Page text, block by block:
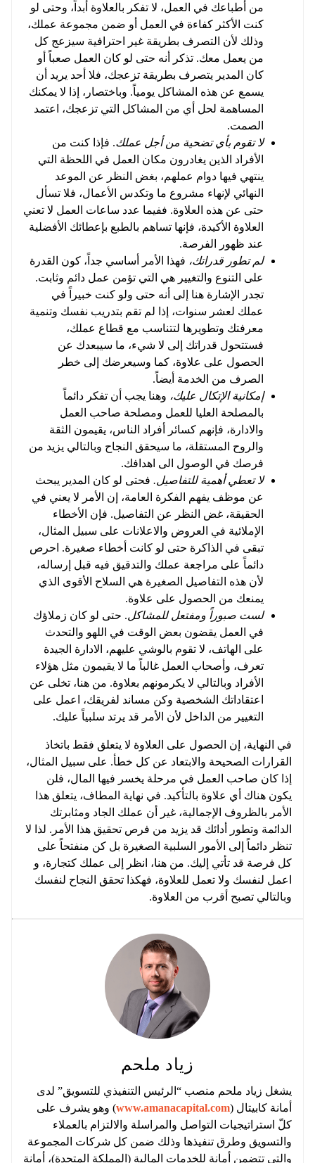
من أطباعك في العمل، لا تفكر بالعلاوة أبداً، وحتى لو
كنت الأكثر كفاءة في العمل أو ضمن مجموعة عملك،
وذلك لأن التصرف بطريقة غير احترافية سيزعج كل
من يعمل معك. تذكر أنه حتى لو كان العمل صعباً أو
كان المدير يتصرف بطريقة تزعجك، فلا أحد يريد أن
يسمع عن هذه المشاكل يومياً. وباختصار، إذا لا يمكنك
المساهمة لحل أي من المشاكل التي تزعجك، اعتمد
الصمت.
لا تقوم بأي تضحية من أجل عملك. فإذا كنت من
الأفراد الذين يغادرون مكان العمل في اللحظة التي
ينتهي فيها دوام عملهم، بغض النظر عن الموعد
النهائي لإنهاء مشروع ما وتكدس الأعمال، فلا تسأل
حتى عن هذه العلاوة. ففيما عدد ساعات العمل لا تعني
العلاوة الأكيدة، فإنها تساهم بالطبع بإعطائك الأفضلية
عند ظهور الفرصة.
لم تطور قدراتك، فهذا الأمر أساسي جداً، كون القدرة
على التنوع والتغيير هي التي تؤمن عمل دائم وثابت.
تجدر الإشارة هنا إلى أنه حتى ولو كنت خبيراً في
عملك لعشر سنوات، إذا لم تقم بتدريب نفسك وتنمية
معرفتك وتطويرها لتتناسب مع قطاع عملك،
فستتحول قدراتك إلى لا شيء، ما سيبعدك عن
الحصول على علاوة، كما وسيعرضك إلى خطر
الصرف من الخدمة أيضاً.
إمكانية الإتكال عليك، وهنا يجب أن تفكر دائماً
بالمصلحة العليا للعمل ومصلحة صاحب العمل
والادارة، فإنهم كسائر أفراد الناس، يقيمون الثقة
والروح المستقلة، ما سيحقق النجاح وبالتالي يزيد من
فرصك في الوصول الى اهدافك.
لا تعطي أهمية للتفاصيل. فحتى لو كان المدير يبحث
عن موظف يفهم الفكرة العامة، إن الأمر لا يعني في
الحقيقة، غض النظر عن التفاصيل. فإن الأخطاء
الإملائية في العروض والاعلانات على سبيل المثال،
تبقى في الذاكرة حتى لو كانت أخطاء صغيرة. احرص
دائماً على مراجعة عملك والتدقيق فيه قبل إرساله،
لأن هذه التفاصيل الصغيرة هي السلاح الأقوى الذي
يمنعك من الحصول على علاوة.
لست صبوراً ومفتعل للمشاكل. حتى لو كان زملاؤك
في العمل يقضون بعض الوقت في اللهو والتحدث
على الهاتف، لا تقوم بالوشي عليهم، الادارة الجيدة
تعرف، وأصحاب العمل غالباً ما لا يقيمون مثل هؤلاء
الأفراد وبالتالي لا يكرمونهم بعلاوة. من هنا، تخلى عن
اعتقاداتك الشخصية وكن مساند لفريقك، اعمل على
التغيير من الداخل لأن الأمر قد يرتد سلبياً عليك.
في النهاية، إن الحصول على العلاوة لا يتعلق فقط باتخاذ
القرارات الصحيحة والابتعاد عن كل خطأ. على سبيل المثال،
إذا كان صاحب العمل في مرحلة يخسر فيها المال، فلن
يكون هناك أي علاوة بالتأكيد. في نهاية المطاف، يتعلق هذا
الأمر بالظروف الإجمالية، غير أن عملك الجاد ومثابرتك
الدائمة وتطور أدائك قد يزيد من فرص تحقيق هذا الأمر. لذا لا
تنظر دائماً إلى الأمور السلبية الصغيرة بل كن منفتحاً على
كل فرصة قد تأتي إليك. من هنا، انظر إلى عملك كتجارة، و
اعمل لنفسك ولا تعمل للعلاوة، فهكذا تحقق النجاح لنفسك
وبالتالي تصبح أقرب من العلاوة.
زياد ملحم
يشغل زياد ملحم منصب “الرئيس التنفيذي للتسويق” لدى
أمانة كابيتال (www.amanacapital.com) وهو يشرف على
كلّ استراتيجيات التواصل والمراسلة والالتزام بالعملاء
والتسويق وطرق تنفيذها وذلك ضمن كل شركات المجموعة
والتي تتضمن أمانة للخدمات المالية (المملكة المتحدة)، أمانة